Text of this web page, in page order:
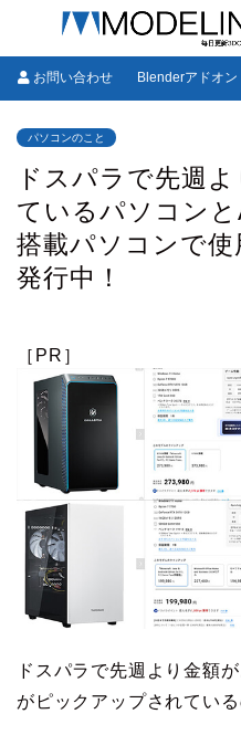
お問い合わせ Blenderアドオン
パソコンのこと
ドスパラで先週
ているパソコン
搭載パソコンで
発行中！
［PR］
ドスパラで先週より金額
がピックアップされている